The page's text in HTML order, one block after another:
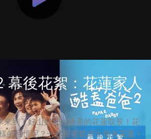
幕後花絮：花蓮家人
來到了好山好水好漂亮的花蓮取景！花
的回憶呢？一起跟著鏡頭出發去花蓮！